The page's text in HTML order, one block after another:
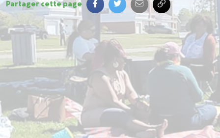
Partager cette page